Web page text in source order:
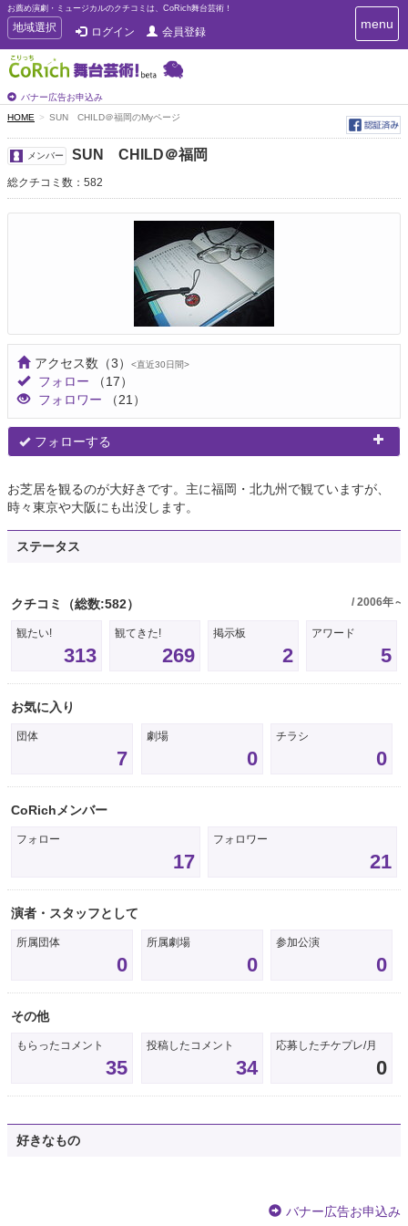
お薦め演劇・ミュージカルのクチコミは、CoRich舞台芸術！
T
o
g
g
e
n
a
v
i
g
a
t
地域選択 ログイン 会員登録
バナー広告お申込み
T
o
e
n
menu
HOME SUN CHILD＠福岡のMyページ
メンバー SUN CHILD＠福岡
総クチコミ数：582
アクセス数 （3） <直近30日間>
フォロー
（17）
フォロワー
（21）
フォローする
お芝居を観るのが大好きです。主に福岡・北九州で観ていますが、
時々東京や大阪にも出没します。
ステータス
クチコミ （総数:582） / 2006年～
観たい!
313
観てきた!
269
掲示板
2
アワード
5
お気に入り
団体
7
劇場
0
チラシ
0
CoRichメンバー
フォロー
17
フォロワー
21
演者・スタッフとして
所属団体
0
所属劇場
0
参加公演
0
その他
もらったコメント
35
投稿したコメント
34
応募したチケプレ/月
0
好きなもの
バナー広告お申込み